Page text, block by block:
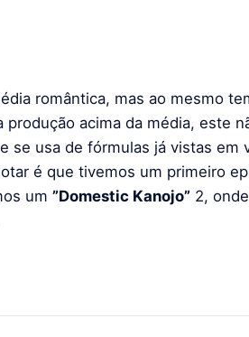
romântica, mas ao mesmo
acima da média, este
se usa de fórmulas já vistas em
é que tivemos um primeiro
um ”Domestic Kanojo” 2,